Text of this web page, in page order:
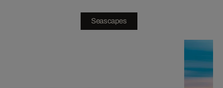
Seascapes